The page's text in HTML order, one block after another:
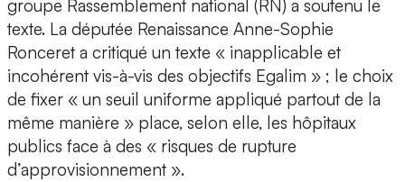
groupe Rassemblement national (RN) a soutenu le
texte. La députée Renaissance Anne-Sophie
Ronceret a critiqué un texte « inapplicable et
incohérent vis-à-vis des objectifs Egalim » ; le choix
de fixer « un seuil uniforme appliqué partout de la
même manière » place, selon elle, les hôpitaux
publics face à des « risques de rupture
d’approvisionnement ».